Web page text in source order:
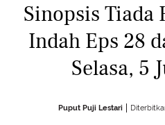
Sinopsis Tiada
Indah Eps 28
Selasa, 5
Puput Puji Lestari